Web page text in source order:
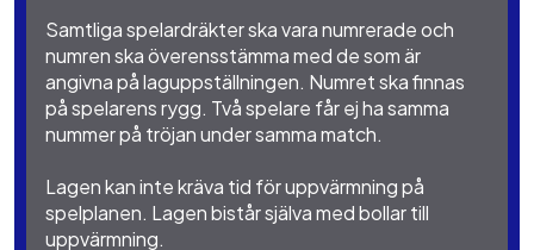
Samtliga spelardräkter ska vara numrerade och
numren ska överensstämma med de som är
angivna på laguppställningen. Numret ska finnas
på spelarens rygg. Två spelare får ej ha samma
nummer på tröjan under samma match.
Lagen kan inte kräva tid för uppvärmning på
spelplanen. Lagen bistår själva med bollar till
uppvärmning.